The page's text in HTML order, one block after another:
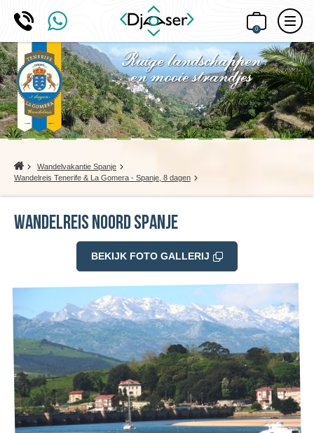
0
Home
Wandelvakantie Spanje
Wandelreis Tenerife & La Gomera - Spanje, 8 dagen
Wandelreis Noord Spanje
BEKIJK FOTO GALLERIJ